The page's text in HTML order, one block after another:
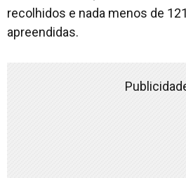
recolhidos e nada menos de
apreendidas.